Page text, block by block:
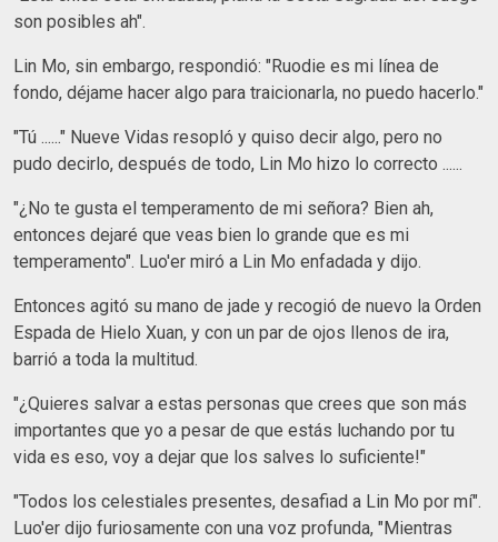
son posibles ah".
Lin Mo, sin embargo, respondió: "Ruodie es mi línea de
fondo, déjame hacer algo para traicionarla, no puedo hacerlo."
"Tú ......" Nueve Vidas resopló y quiso decir algo, pero no
pudo decirlo, después de todo, Lin Mo hizo lo correcto ......
"¿No te gusta el temperamento de mi señora? Bien ah,
entonces dejaré que veas bien lo grande que es mi
temperamento". Luo'er miró a Lin Mo enfadada y dijo.
Entonces agitó su mano de jade y recogió de nuevo la Orden
Espada de Hielo Xuan, y con un par de ojos llenos de ira,
barrió a toda la multitud.
"¿Quieres salvar a estas personas que crees que son más
importantes que yo a pesar de que estás luchando por tu
vida es eso, voy a dejar que los salves lo suficiente!"
"Todos los celestiales presentes, desafiad a Lin Mo por mí".
Luo'er dijo furiosamente con una voz profunda, "Mientras